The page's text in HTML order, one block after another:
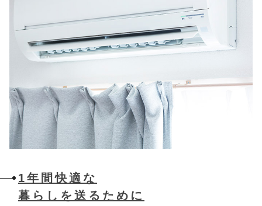
1年間快適な
暮らしを送るために